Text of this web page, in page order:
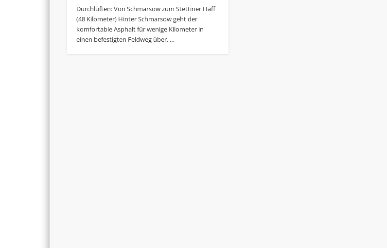
Durchlüften: Von Schmarsow zum Stettiner Haff
(48 Kilometer) Hinter Schmarsow geht der
komfortable Asphalt für wenige Kilometer in
einen befestigten Feldweg über. …